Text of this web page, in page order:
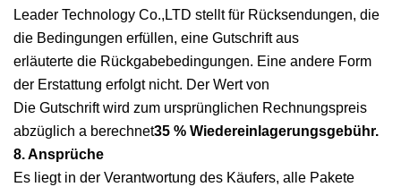
Leader Technology Co.,LTD stellt für Rücksendungen, die
die Bedingungen erfüllen, eine Gutschrift aus
erläuterte die Rückgabebedingungen. Eine andere Form
der Erstattung erfolgt nicht. Der Wert von
Die Gutschrift wird zum ursprünglichen Rechnungspreis
abzüglich a berechnet35 % Wiedereinlagerungsgebühr.
8. Ansprüche
Es liegt in der Verantwortung des Käufers, alle Pakete